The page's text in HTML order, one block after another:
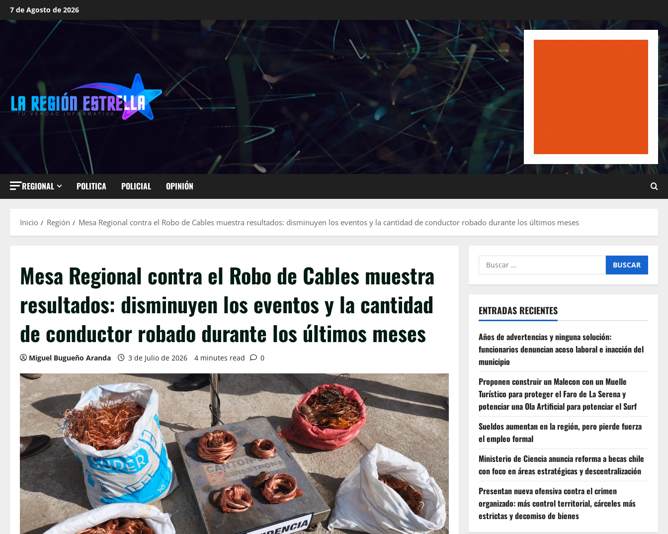
Saltar
al
7 de Agosto de 2026
REGIONAL POLITICA POLICIAL OPINIÓN
Inicio Región Mesa Regional contra el Robo de Cables muestra resultados: disminuyen los eventos y la cantidad de conductor robado durante los últimos meses
Mesa Regional contra el Robo de Cables muestra
resultados: disminuyen los eventos y la cantidad
de conductor robado durante los últimos meses
Miguel Bugueño Aranda 3 de Julio de 2026 4 minutes read 0
Buscar
por:
ENTRADAS RECIENTES
Años de advertencias y ninguna solución:
funcionarios denuncian acoso laboral e inacción del
municipio
Proponen construir un Malecon con un Muelle
Turístico para proteger el Faro de La Serena y
potenciar una Ola Artificial para potenciar el Surf
Sueldos aumentan en la región, pero pierde fuerza
el empleo formal
Ministerio de Ciencia anuncia reforma a becas chile
con foco en áreas estratégicas y descentralización
Presentan nueva ofensiva contra el crimen
organizado: más control territorial, cárceles más
estrictas y decomiso de bienes